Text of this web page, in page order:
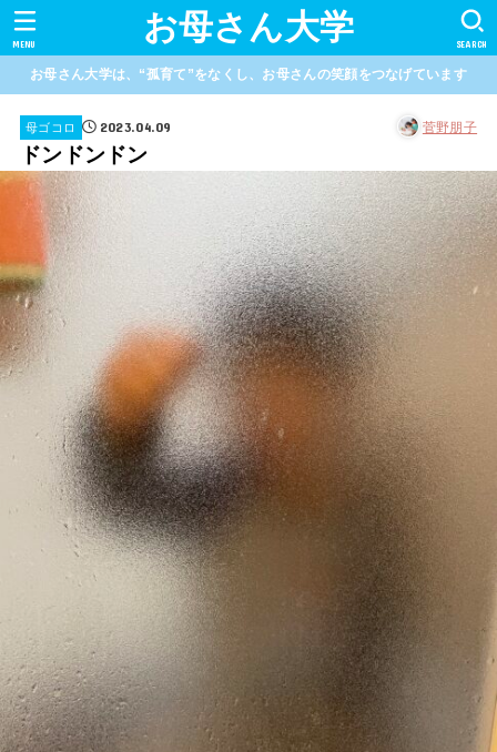
お母さん大学 SEARCH
MENU
お母さん大学は、“孤育て”をなくし、お母さんの笑顔をつなげています
母ゴコロ 2023.04.09 菅野朋子
ドンドンドン